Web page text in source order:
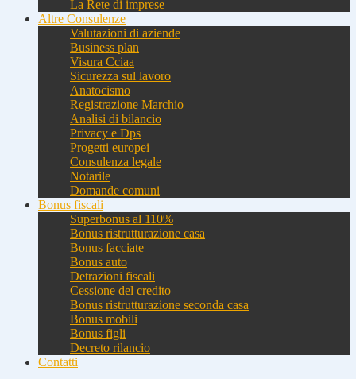
La Rete di imprese
Altre Consulenze
Valutazioni di aziende
Business plan
Visura Cciaa
Sicurezza sul lavoro
Anatocismo
Registrazione Marchio
Analisi di bilancio
Privacy e Dps
Progetti europei
Consulenza legale
Notarile
Domande comuni
Bonus fiscali
Superbonus al 110%
Bonus ristrutturazione casa
Bonus facciate
Bonus auto
Detrazioni fiscali
Cessione del credito
Bonus ristrutturazione seconda casa
Bonus mobili
Bonus figli
Decreto rilancio
Contatti